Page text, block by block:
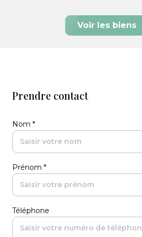
Voir les biens
Prendre contact
Nom *
Prénom *
Téléphone